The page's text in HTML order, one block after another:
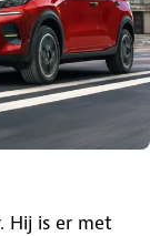
Hij is er met